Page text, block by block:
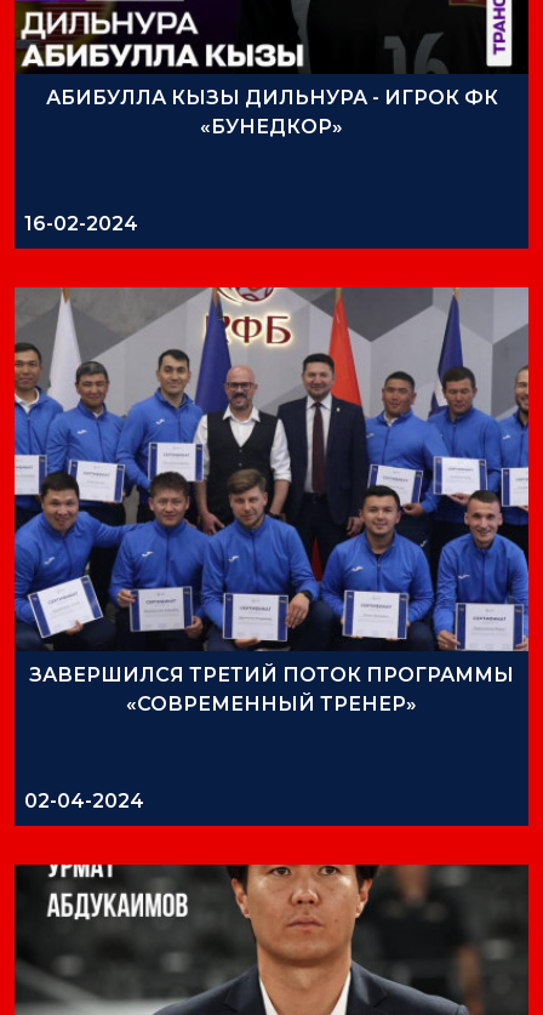
АБИБУЛЛА КЫЗЫ ДИЛЬНУРА - ИГРОК ФК
«БУНЕДКОР»
16-02-2024
ЗАВЕРШИЛСЯ ТРЕТИЙ ПОТОК ПРОГРАММЫ
«СОВРЕМЕННЫЙ ТРЕНЕР»
02-04-2024